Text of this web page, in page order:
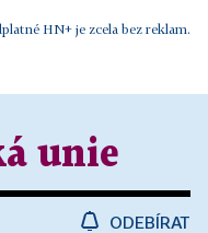
HN+ je zcela bez reklam.
unie
ODEBÍRAT